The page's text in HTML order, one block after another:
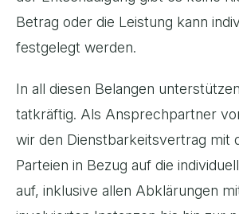
Betrag oder die Leistung kann
festgelegt werden.
In all diesen Belangen
tatkräftig. Als Ansprechpartner
wir den Dienstbarkeitsvertrag mit
Parteien in Bezug auf die
auf, inklusive allen Abklärungen